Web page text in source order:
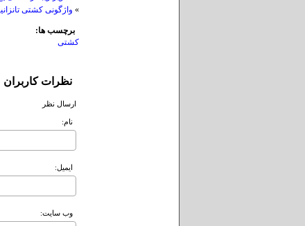
» واژگونی کشتی
برچسب ها:
کشتی
نظرات کاربران
ارسال نظر
نام:
ايميل:
وب سايت: